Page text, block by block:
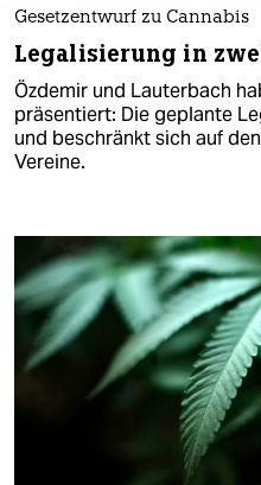
Gesetzentwurf zu Cannabis
Legalisierung in
Özdemir und Lauterbach
präsentiert: Die geplante
und beschränkt sich auf
Vereine.